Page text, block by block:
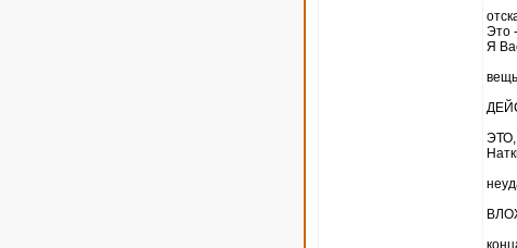
Это
Я